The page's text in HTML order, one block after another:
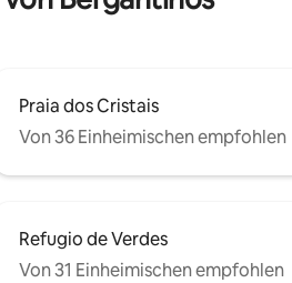
Praia dos Cristais
Von 36 Einheimischen empfohlen
Refugio de Verdes
Von 31 Einheimischen empfohlen